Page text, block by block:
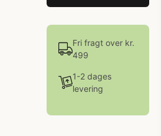
Fri fragt over kr.
499
1-2 dages
levering